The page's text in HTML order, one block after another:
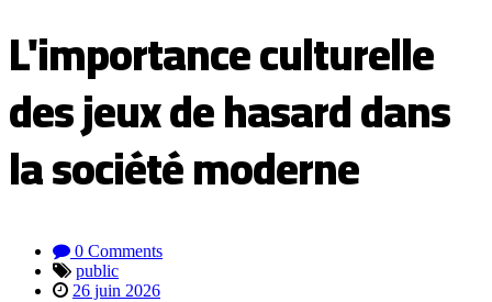
L'importance culturelle
des jeux de hasard dans
la société moderne
0 Comments
public
26 juin 2026